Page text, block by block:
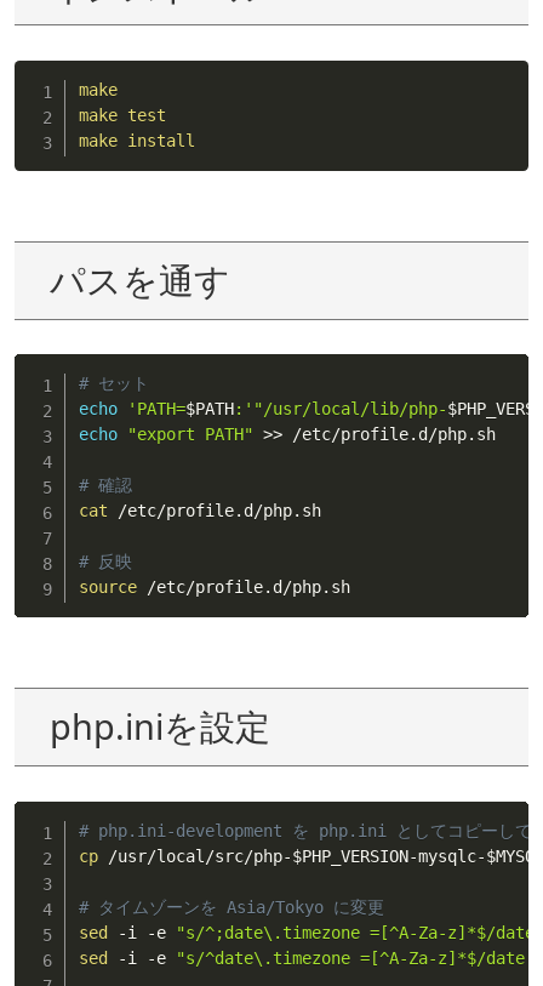
make
make test
make install
パスを通す
# セット
echo
'PATH=$PATH:' "/usr/local/lib/php-
echo
"export PATH" >> /etc/profile.d/php.sh
# 確認
cat /etc/profile.d/php.sh
# 反映
source /etc/profile.d/php.sh
php.iniを設定
# php.ini-development を php.ini としてコピーして
cp /usr/local/src/php-$PHP_VERSION-mysqlc-
# タイムゾーンを Asia/Tokyo に変更
sed -i -e
"s/^;date\.timezone =[^A-Za-z]*$/
sed -i -e "s/^date\.timezone =[^A-Za-z]*$/